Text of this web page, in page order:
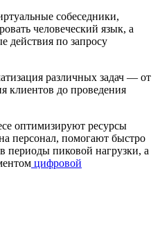
собеседники,
человеческий язык, а
действия по запросу
различных задач — от
клиентов до проведения
оптимизируют ресурсы
персонал, помогают быстро
периоды пиковой нагрузки, а
цифровой